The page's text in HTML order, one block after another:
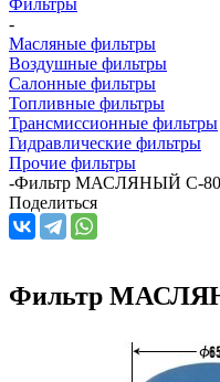
-
Масляные фильтры
Воздушные фильтры
Салонные фильтры
Топливные фильтры
Трансмиссионные фильтры
Гидравлические фильтры
Прочие фильтры
-Фильтр МАСЛЯНЫЙ C-
Поделиться
Фильтр